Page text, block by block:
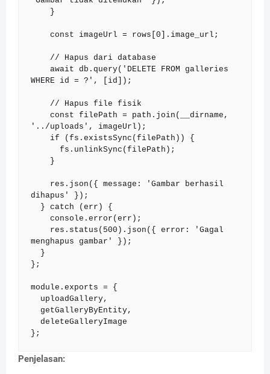
WHERE id = ?', [id]);
'../uploads', imageUrl);
dihapus' });
menghapus gambar' });
};
module.exports = {
};
Penjelasan: